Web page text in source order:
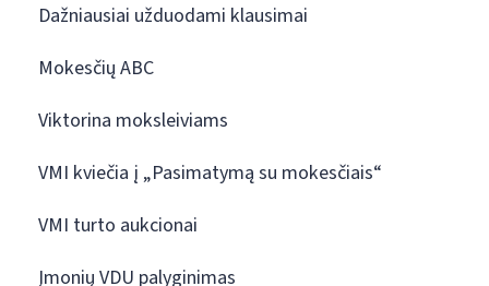
Dažniausiai užduodami klausimai
Mokesčių ABC
Viktorina moksleiviams
VMI kviečia į „Pasimatymą su mokesčiais“
VMI turto aukcionai
Įmonių VDU palyginimas